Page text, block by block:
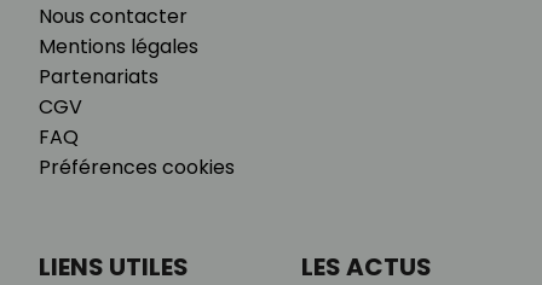
Nous contacter
Mentions légales
Partenariats
CGV
FAQ
Préférences cookies
LIENS UTILES LES ACTUS